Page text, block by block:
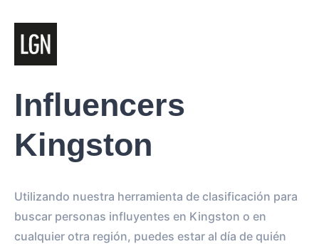
Influencers
Kingston
Utilizando nuestra herramienta de clasificación para
buscar personas influyentes en Kingston o en
cualquier otra región, puedes estar al día de quién